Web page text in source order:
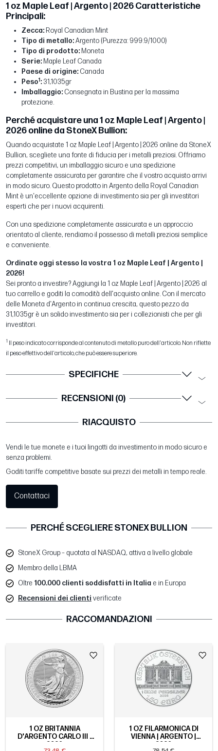
1 oz Maple Leaf | Argento | 2026 Caratteristiche
Principali:
Zecca: Royal Canadian Mint
Tipo di metallo:Argento (Purezza: 999.9/1000)
Tipo di prodotto: Moneta
Serie: Maple Leaf Canada
Paese di origine: Canada
Peso1: 31,1035gr
Imballaggio: Consegnata in Bustina per la massima
protezione.
Perché acquistare una 1 oz Maple Leaf | Argento |
2026 online da StoneX Bullion:
Quando acquistate 1 oz Maple Leaf | Argento | 2026 online da StoneX
Bullion, scegliete una fonte di fiducia per i metalli preziosi. Offriamo
prezzi competitivi, un imballaggio sicuro e una spedizione
completamente assicurata per garantire che il vostro acquisto arrivi
in modo sicuro. Questo prodotto in Argento della Royal Canadian
Mint è un'eccellente opzione di investimento sia per gli investitori
esperti che per i nuovi acquirenti.
Con una spedizione completamente assicurata e un approccio
orientato al cliente, rendiamo il possesso di metalli preziosi semplice
e conveniente.
Ordinate oggi stesso la vostra 1 oz Maple Leaf | Argento |
2026!
Sei pronto a investire? Aggiungi la 1 oz Maple Leaf | Argento | 2026 al
tuo carrello e goditi la comodità dell'acquisto online. Con il mercato
delle Moneta d'Argento in continua crescita, questo pezzo da
31,1035gr è un solido investimento sia per i collezionisti che per gli
investitori.
1
Il peso indicato corrisponde al contenuto di metallo puro dell'articolo. Non riflette
il peso effettivo dell'articolo, che può essere superiore.
SPECIFICHE
RECENSIONI (0)
RIACQUISTO
Vendi le tue monete e i tuoi lingotti da investimento in modo sicuro e
senza problemi.
Goditi tariffe competitive basate sui prezzi dei metalli in tempo reale.
Contattaci
PERCHÉ SCEGLIERE STONEX BULLION
StoneX Group – quotata al NASDAQ, attiva a livello globale
Membro della LBMA
Oltre 100.000 clienti soddisfatti in Italia e in Europa
Recensioni dei clienti verificate
RACCOMANDAZIONI
1 OZ BRITANNIA
D'ARGENTO CARLO III |
2026
1 OZ FILARMONICA DI
VIENNA | ARGENTO |
2026